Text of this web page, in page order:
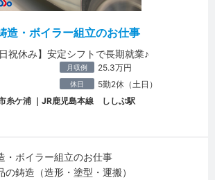
造・ボイラー組立のお仕事
祝休み】安定シフトで長期就業♪
月収例 25.3万円
休日 5勤2休（土日）
糸ケ浦 ｜JR鹿児島本線 ししぶ駅
・ボイラー組立のお仕事
の鋳造（造形・塗型・運搬）